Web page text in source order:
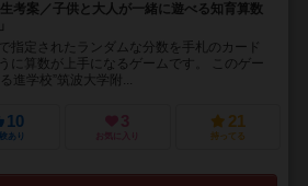
考案／子供と大人が一緒に遊べる知育算数
指定されたランダムな分数を手札のカード
に算数が上手になるゲームです。 このゲー
進学校”筑波大学附...
10
あり
3
お気に入り
21
持ってる